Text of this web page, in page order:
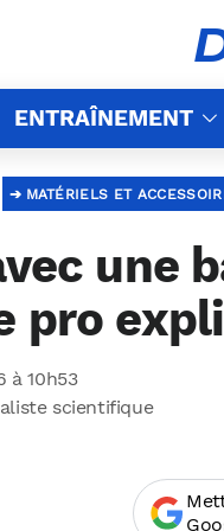
ENTRAÎNEMENT
MATÉRIELS ET
une
pro
à 10h53
scientifique